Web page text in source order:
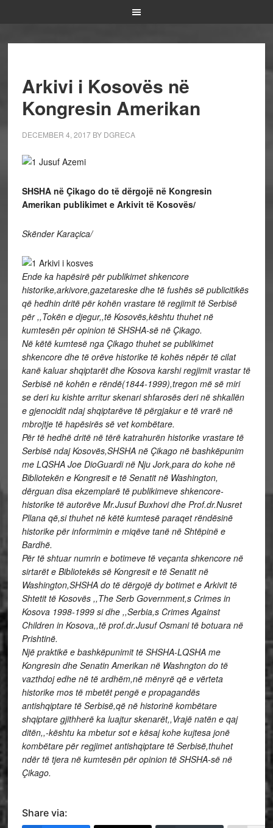
Arkivi i Kosovës në
Kongresin Amerikan
DECEMBER 4, 2017BY DGRECA
SHSHA në Çikago do të dërgojë në Kongresin
Amerikan publikimet e Arkivit të Kosovës/
Skënder Karaçica/
Ende ka hapësirë për publikimet shkencore
historike,arkivore,gazetareske dhe të fushës së publicitikës
që hedhin dritë për kohën vrastare të regjimit të Serbisë
për ,,Tokën e djegur,,të Kosovës,kështu thuhet në
kumtesën për opinion të SHSHA-së në Çikago.
Në këtë kumtesë nga Çikago thuhet se publikimet
shkencore dhe të orëve historike të kohës nëpër të cilat
kanë kaluar shqiptarët dhe Kosova karshi regjimit vrastar të
Serbisë në kohën e rëndë(1844-1999),tregon më së miri
se deri ku kishte arritur skenari shfarosës deri në shkallën
e gjenocidit ndaj shqiptarëve të përgjakur e të vrarë në
mbrojtje të hapësirës së vet kombëtare.
Për të hedhë dritë në tërë katrahurën historike vrastare të
Serbisë ndaj Kosovës,SHSHA në Çikago në bashkëpunim
me LQSHA Joe DioGuardi në Nju Jork,para do kohe në
Bibliotekën e Kongresit e të Senatit në Washington,
dërguan disa ekzemplarë të publikimeve shkencore-
historike të autorëve Mr.Jusuf Buxhovi dhe Prof.dr.Nusret
Pllana që,si thuhet në këtë kumtesë paraqet rëndësinë
historike për informimin e miqëve tanë në Shtëpinë e
Bardhë.
Për të shtuar numrin e botimeve të veçanta shkencore në
sirtarët e Bibliotekës së Kongresit e të Senatit në
Washington,SHSHA do të dërgojë dy botimet e Arkivit të
Shtetit të Kosovës ,,The Serb Government,s Crimes in
Kosova 1998-1999 si dhe ,,Serbia,s Crimes Against
Children in Kosova,,të prof.dr.Jusuf Osmani të botuara në
Prishtinë.
Një praktikë e bashkëpunimit të SHSHA-LQSHA me
Kongresin dhe Senatin Amerikan në Washngton do të
vazthdoj edhe në të ardhëm,në mënyrë që e vërteta
historike mos të mbetët pengë e propagandës
antishqiptare të Serbisë,që në historinë kombëtare
shqiptare gjithherë ka luajtur skenarët,,Vrajë natën e qaj
ditën,,-kështu ka mbetur sot e kësaj kohe kujtesa jonë
kombëtare për regjimet antishqiptare të Serbisë,thuhet
ndër të tjera në kumtesën për opinion të SHSHA-së në
Çikago.
Share via: